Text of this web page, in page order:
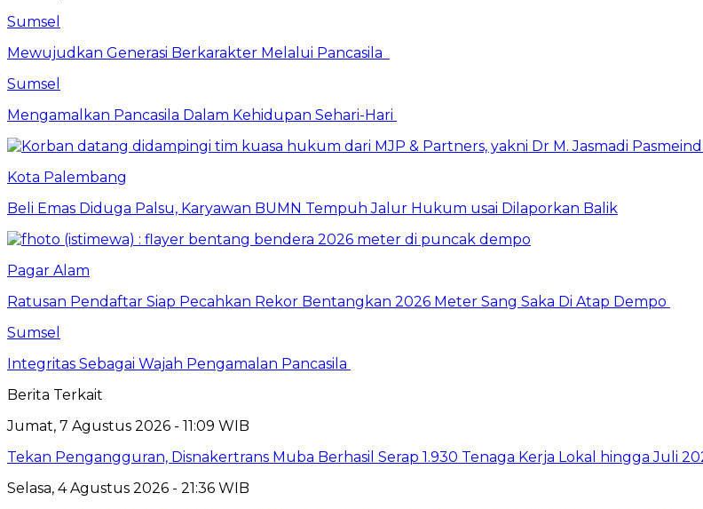
Sumsel
Mewujudkan Generasi Berkarakter Melalui Pancasila
Sumsel
Mengamalkan Pancasila Dalam Kehidupan Sehari-Hari
Kota Palembang
Beli Emas Diduga Palsu, Karyawan BUMN Tempuh Jalur Hukum usai Dilaporkan Balik
Pagar Alam
Ratusan Pendaftar Siap Pecahkan Rekor Bentangkan 2026 Meter Sang Saka Di Atap Dempo
Sumsel
Integritas Sebagai Wajah Pengamalan Pancasila
Berita Terkait
Jumat, 7 Agustus 2026 - 11:09 WIB
Tekan Pengangguran, Disnakertrans Muba Berhasil Serap 1.930 Tenaga Kerja Lokal hingga Juli
Selasa, 4 Agustus 2026 - 21:36 WIB